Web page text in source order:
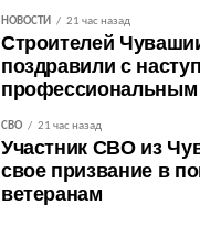
НОВОСТИ 21 час назад
Строителей
поздравили с
профессиональным
СВО 21 час назад
Участник СВО из
свое призвание в
ветеранам